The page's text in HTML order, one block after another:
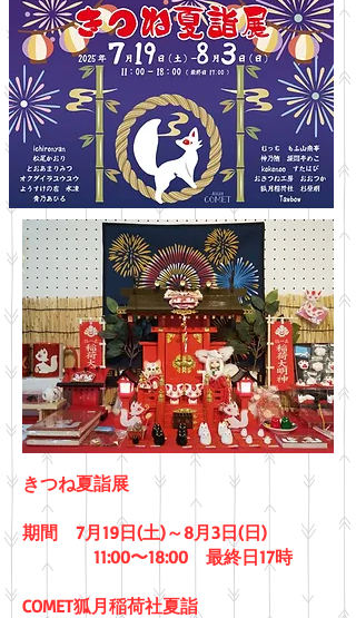
きつね夏詣展
期間 7月19日(土)～8月3日(日)
11:00〜18:00 最終日17時
COMET狐月稲荷社夏詣